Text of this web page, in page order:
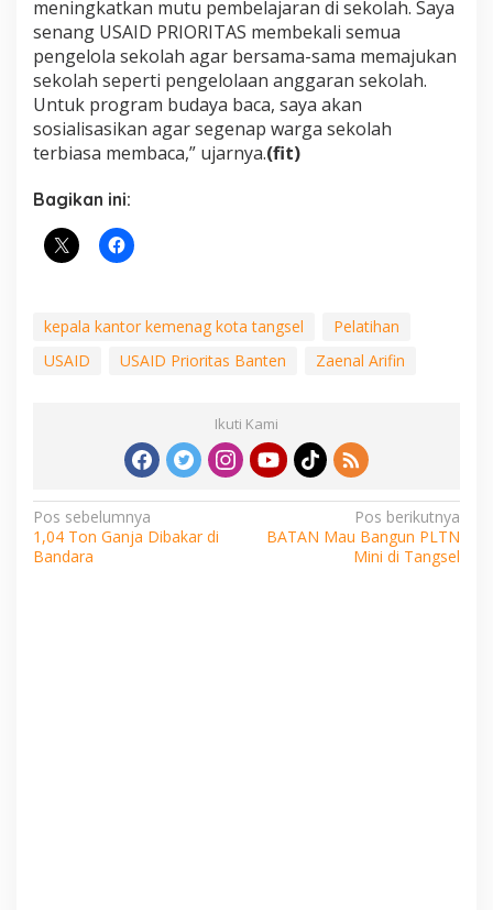
meningkatkan mutu pembelajaran di sekolah. Saya
senang USAID PRIORITAS membekali semua
pengelola sekolah agar bersama-sama memajukan
sekolah seperti pengelolaan anggaran sekolah.
Untuk program budaya baca, saya akan
sosialisasikan agar segenap warga sekolah
terbiasa membaca,” ujarnya.(fit)
Bagikan ini:
kepala kantor kemenag kota tangsel
Pelatihan
USAID
USAID Prioritas Banten Zaenal Arifin
Ikuti Kami
Navigasi
pos
Pos sebelumnya
1,04 Ton Ganja Dibakar di
Bandara
Pos berikutnya
BATAN Mau Bangun PLTN
Mini di Tangsel